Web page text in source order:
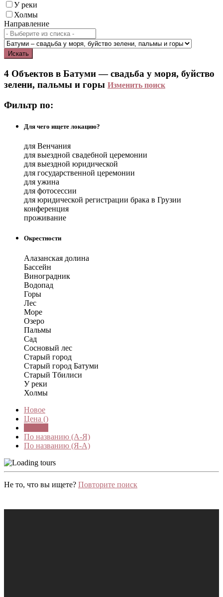
У реки
Холмы
Направление
Искать
4 Объектов в Батуми — свадьба у моря, буйство
зелени, пальмы и горы Изменить поиск
Фильтр по:
Для чего ищете локацию?
для Венчания
для выездной свадебной церемонии
для выездной юридической
для государственной церемонии
для ужина
для фотосессии
для юридической регистрации брака в Грузии
конференция
проживание
Окрестности
Алазанская долина
Бассейн
Виноградник
Водопад
Горы
Лес
Море
Озеро
Пальмы
Сад
Сосновый лес
Старый город
Старый город Батуми
Старый Тбилиси
У реки
Холмы
Новое
Цена ()
По названию (А-Я)
По названию (Я-А)
Не то, что вы ищете? Повторите поиск